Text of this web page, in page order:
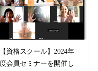
【資格スクール】2024年
度会員セミナーを開催し